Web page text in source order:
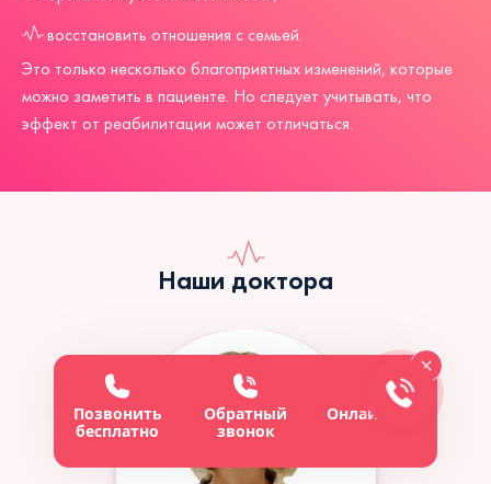
восстановить отношения с семьей.
Это только несколько благоприятных изменений, которые
можно заметить в пациенте. Но следует учитывать, что
эффект от реабилитации может отличаться.
Наши доктора
Позвонить
бесплатно
Обратный
звонок
Онлайн-чат